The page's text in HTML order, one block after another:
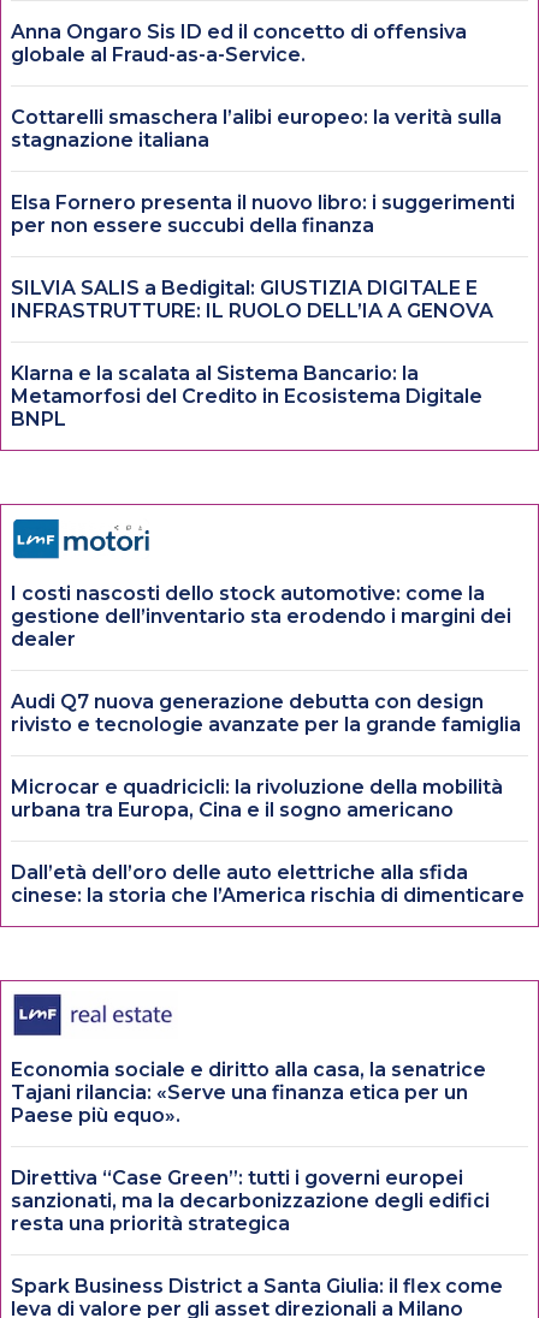
Anna Ongaro Sis ID ed il concetto di offensiva
globale al Fraud-as-a-Service.
Cottarelli smaschera l’alibi europeo: la verità sulla
stagnazione italiana
Elsa Fornero presenta il nuovo libro: i suggerimenti
per non essere succubi della finanza
SILVIA SALIS a Bedigital: GIUSTIZIA DIGITALE E
INFRASTRUTTURE: IL RUOLO DELL’IA A GENOVA
Klarna e la scalata al Sistema Bancario: la
Metamorfosi del Credito in Ecosistema Digitale
BNPL
I costi nascosti dello stock automotive: come la
gestione dell’inventario sta erodendo i margini dei
dealer
Audi Q7 nuova generazione debutta con design
rivisto e tecnologie avanzate per la grande famiglia
Microcar e quadricicli: la rivoluzione della mobilità
urbana tra Europa, Cina e il sogno americano
Dall’età dell’oro delle auto elettriche alla sfida
cinese: la storia che l’America rischia di dimenticare
Economia sociale e diritto alla casa, la senatrice
Tajani rilancia: «Serve una finanza etica per un
Paese più equo».
Direttiva “Case Green”: tutti i governi europei
sanzionati, ma la decarbonizzazione degli edifici
resta una priorità strategica
Spark Business District a Santa Giulia: il flex come
leva di valore per gli asset direzionali a Milano